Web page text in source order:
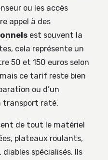
ou les accès
appel à des
est souvent la
cela représente un
50 et 150 euros selon
ce tarif reste bien
ou d’un
transport raté.
de tout le matériel
plateaux roulants,
spécialisés. Ils